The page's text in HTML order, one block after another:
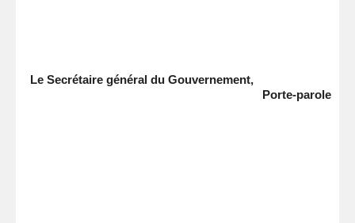
Le Secrétaire général du Gouvernement,
Porte-parole